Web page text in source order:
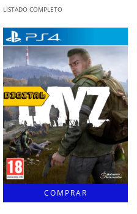
LISTADO COMPLETO